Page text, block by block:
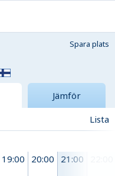
Spara plats
Jämför
Lista
19:00 20:00 21:00